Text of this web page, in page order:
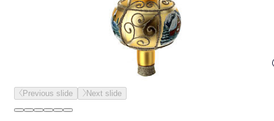
Previous slide Next slide